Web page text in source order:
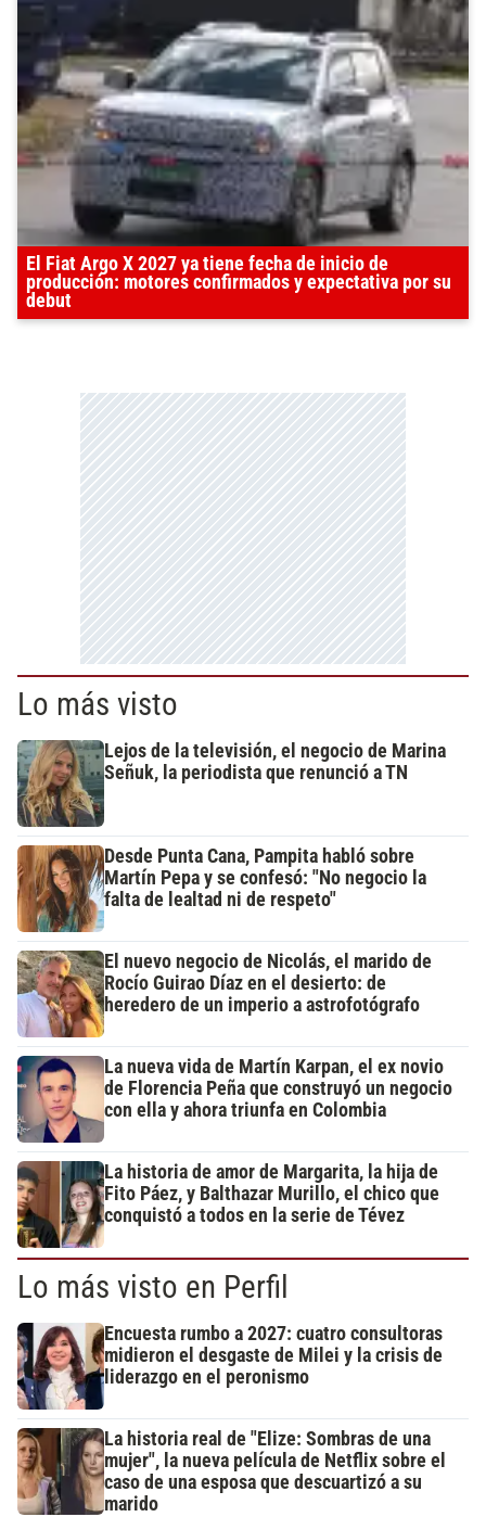
El Fiat Argo X 2027 ya tiene fecha de inicio de
producción: motores confirmados y expectativa por su
debut
Lo más visto
Lejos de la televisión, el negocio de Marina
Señuk, la periodista que renunció a TN
Desde Punta Cana, Pampita habló sobre
Martín Pepa y se confesó: "No negocio la
falta de lealtad ni de respeto"
El nuevo negocio de Nicolás, el marido de
Rocío Guirao Díaz en el desierto: de
heredero de un imperio a astrofotógrafo
La nueva vida de Martín Karpan, el ex novio
de Florencia Peña que construyó un negocio
con ella y ahora triunfa en Colombia
La historia de amor de Margarita, la hija de
Fito Páez, y Balthazar Murillo, el chico que
conquistó a todos en la serie de Tévez
Lo más visto en Perfil
Encuesta rumbo a 2027: cuatro consultoras
midieron el desgaste de Milei y la crisis de
liderazgo en el peronismo
La historia real de "Elize: Sombras de una
mujer", la nueva película de Netflix sobre el
caso de una esposa que descuartizó a su
marido